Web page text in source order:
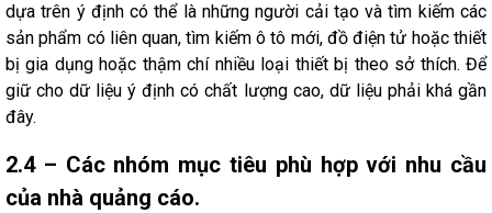
dựa trên ý định có thể là những người cải tạo và tìm kiếm các
sản phẩm có liên quan, tìm kiếm ô tô mới, đồ điện tử hoặc thiết
bị gia dụng hoặc thậm chí nhiều loại thiết bị theo sở thích. Để
giữ cho dữ liệu ý định có chất lượng cao, dữ liệu phải khá gần
đây.
2.4 – Các nhóm mục tiêu phù hợp với nhu cầu
của nhà quảng cáo.